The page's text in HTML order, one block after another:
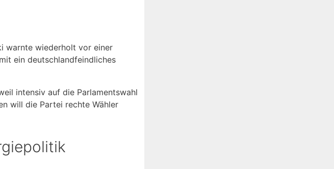
warnte wiederholt vor einer
ein deutschlandfeindliches
intensiv auf die Parlamentswahl
will die Partei rechte Wähler